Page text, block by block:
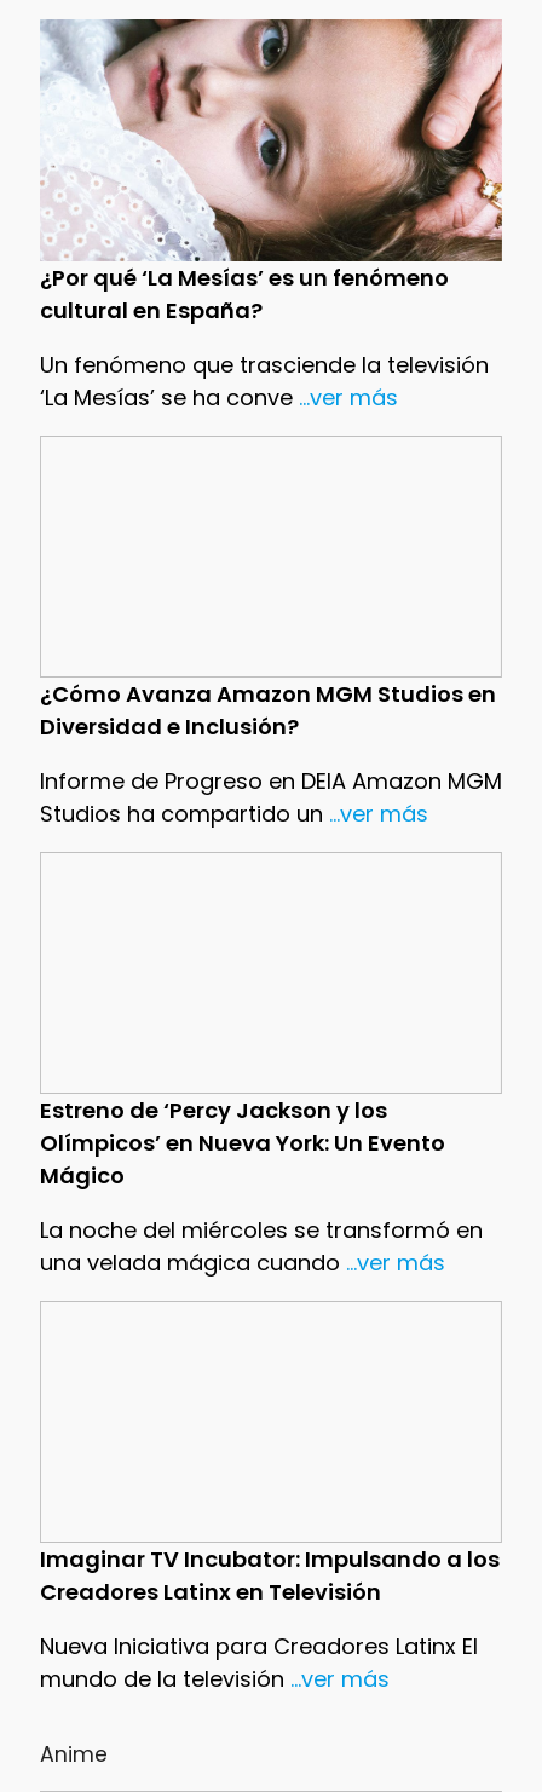
¿Por qué ‘La Mesías’ es un fenómeno
cultural en España?
Un fenómeno que trasciende la televisión
‘La Mesías’ se ha conve...ver más
¿Cómo Avanza Amazon MGM Studios en
Diversidad e Inclusión?
Informe de Progreso en DEIA Amazon MGM
Studios ha compartido un ...ver más
Estreno de ‘Percy Jackson y los
Olímpicos’ en Nueva York: Un Evento
Mágico
La noche del miércoles se transformó en
una velada mágica cuando ...ver más
Imaginar TV Incubator: Impulsando a los
Creadores Latinx en Televisión
Nueva Iniciativa para Creadores Latinx El
mundo de la televisión ...ver más
Anime